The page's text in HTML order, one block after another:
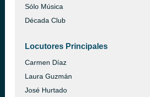
Sólo Música
Década Club
Locutores Principales
Carmen Díaz
Laura Guzmán
José Hurtado